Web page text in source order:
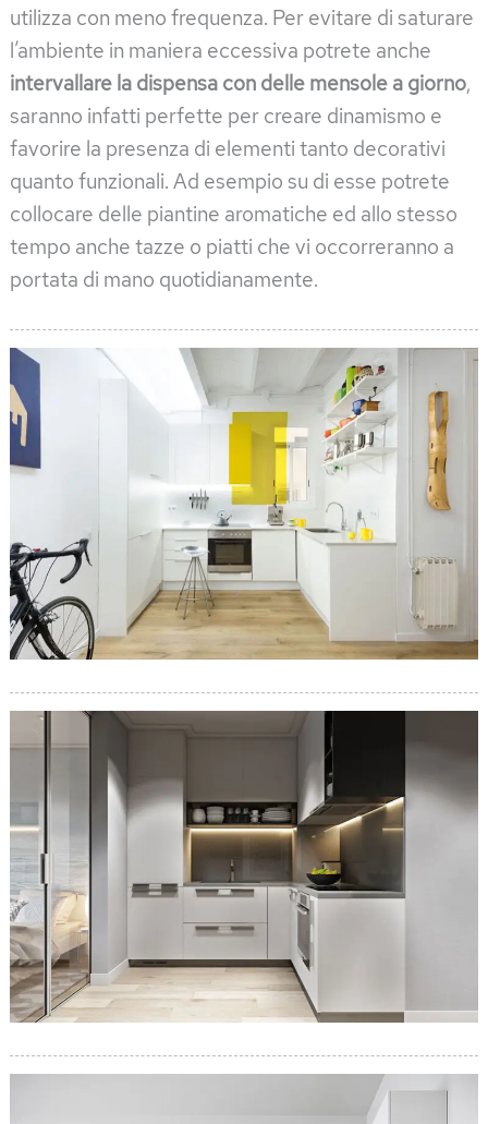
utilizza con meno frequenza. Per evitare di saturare
l’ambiente in maniera eccessiva potrete anche
intervallare la dispensa con delle mensole a giorno,
saranno infatti perfette per creare dinamismo e
favorire la presenza di elementi tanto decorativi
quanto funzionali. Ad esempio su di esse potrete
collocare delle piantine aromatiche ed allo stesso
tempo anche tazze o piatti che vi occorreranno a
portata di mano quotidianamente.